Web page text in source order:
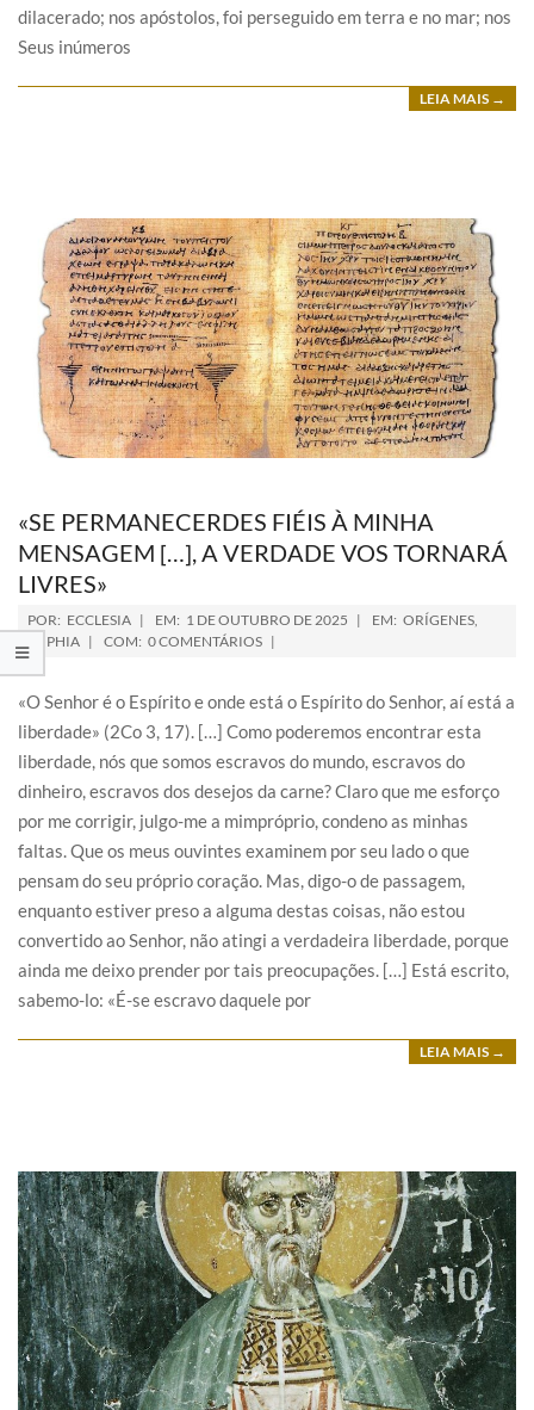
dilacerado; nos apóstolos, foi perseguido em terra e no mar; nos
Seus inúmeros
LEIA MAIS →
«SE PERMANECERDES FIÉIS À MINHA
MENSAGEM […], A VERDADE VOS TORNARÁ
LIVRES»
POR: ECCLESIA EM: 1 DE OUTUBRO DE 2025 EM: ORÍGENES,
SOPHIA
COM: 0 COMENTÁRIOS
«O Senhor é o Espírito e onde está o Espírito do Senhor, aí está a
liberdade» (2Co 3, 17). […] Como poderemos encontrar esta
liberdade, nós que somos escravos do mundo, escravos do
dinheiro, escravos dos desejos da carne? Claro que me esforço
por me corrigir, julgo-me a mimpróprio, condeno as minhas
faltas. Que os meus ouvintes examinem por seu lado o que
pensam do seu próprio coração. Mas, digo-o de passagem,
enquanto estiver preso a alguma destas coisas, não estou
convertido ao Senhor, não atingi a verdadeira liberdade, porque
ainda me deixo prender por tais preocupações. […] Está escrito,
sabemo-lo: «É-se escravo daquele por
LEIA MAIS →